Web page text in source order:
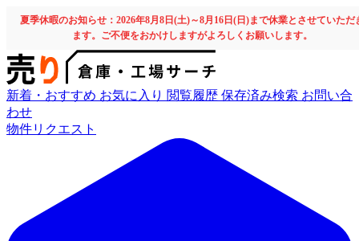
夏季休暇のお知らせ：2026年8月8日(土)～8月16日(日)まで休業とさせていただ
ます。ご不便をおかけしますがよろしくお願いします。
新着・おすすめ お気に入り 閲覧履歴 保存済み検索 お問い合
わせ
物件リクエスト